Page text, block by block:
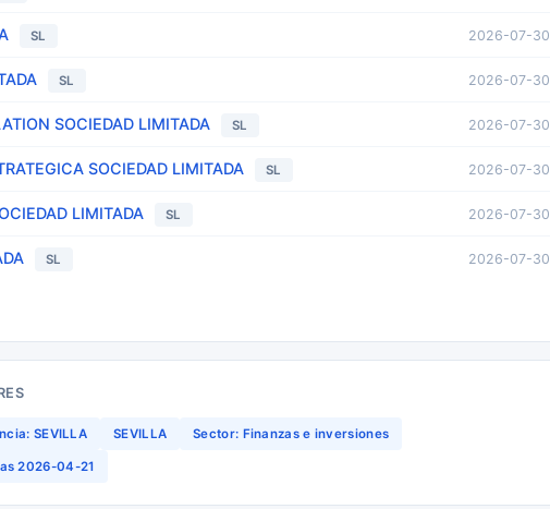
SL 2026-07-30
SL 2026-07-30
SOCIEDAD LIMITADA SL 2026-07-30
SOCIEDAD LIMITADA SL 2026-07-30
LIMITADA SL 2026-07-30
SL 2026-07-30
SEVILLA SEVILLA Sector: Finanzas e inversiones
2026-04-21